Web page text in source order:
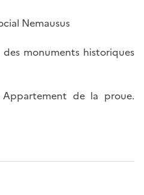
Nemausus
des monuments historiques
de la proue.